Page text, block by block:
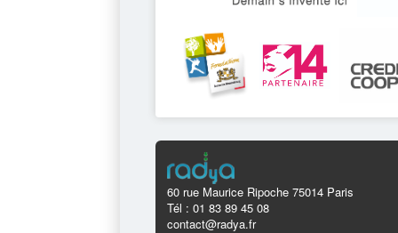
60 rue Maurice Ripoche 75014 Paris
Tél : 01 83 89 45 08
contact@radya.fr